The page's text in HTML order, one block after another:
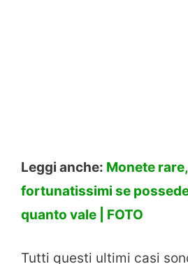
Leggi anche: Monete
fortunatissimi se
quanto vale | FOTO
Tutti questi ultimi casi